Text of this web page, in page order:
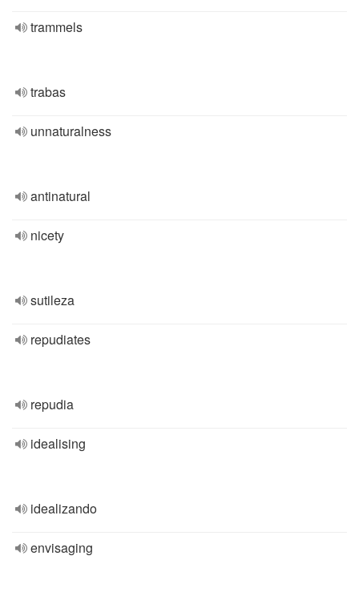
trammels
trabas
unnaturalness
antinatural
nicety
sutileza
repudiates
repudia
idealising
idealizando
envisaging